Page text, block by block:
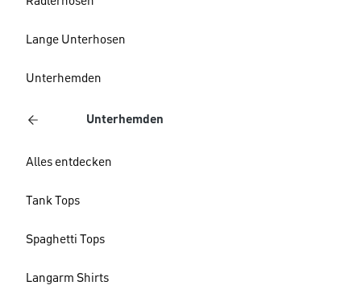
Lange Unterhosen
Unterhemden
Unterhemden
Alles entdecken
Tank Tops
Spaghetti Tops
Langarm Shirts